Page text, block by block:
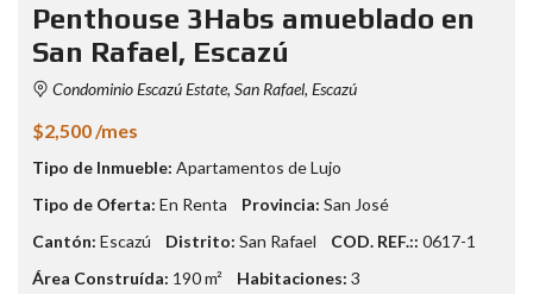
Penthouse 3Habs amueblado en
San Rafael, Escazú
Condominio Escazú Estate, San Rafael, Escazú
$2,500 /mes
Tipo de Inmueble: Apartamentos de Lujo
Tipo de Oferta: En Renta Provincia: San José
Cantón: Escazú Distrito: San Rafael COD. REF.:: 0617-1
Área Construída: 190 m² Habitaciones: 3